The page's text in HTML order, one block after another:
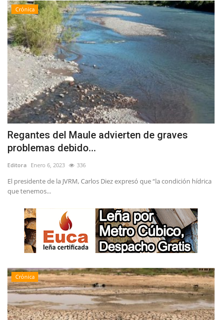
Crónica
Regantes del Maule advierten de graves
problemas debido...
Editora Enero 6, 2023 336
El presidente de la JVRM, Carlos Diez expresó que “la condición hídrica
que tenemos...
Crónica